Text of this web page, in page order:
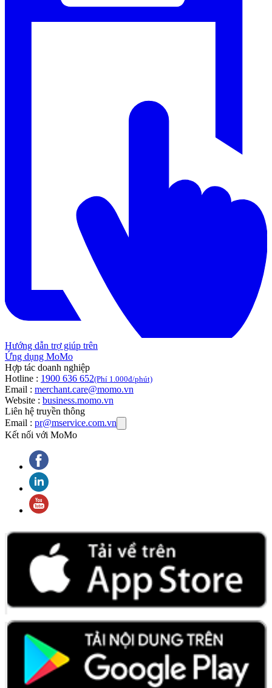
Hướng dẫn trợ giúp trên
Ứng dụng MoMo
Hợp tác doanh nghiệp
Hotline : 1900 636 652(Phí 1.000đ/phút)
Email : merchant.care@momo.vn
Website : business.momo.vn
Liên hệ truyền thông
Email : pr@mservice.com.vn
Kết nối với MoMo